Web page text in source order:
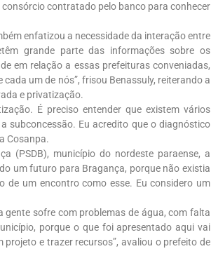
contratado pelo banco para conhecer
enfatizou a necessidade da interação entre
grande parte das informações sobre os
em relação a essas prefeituras conveniadas,
um de nós”, frisou Benassuly, reiterando a
e privatização.
É preciso entender que existem vários
subconcessão. Eu acredito que o diagnóstico
Cosanpa.
(PSDB), município do nordeste paraense, a
um futuro para Bragança, porque não existia
de um encontro como esse. Eu considero um
gente sofre com problemas de água, com falta
porque o que foi apresentado aqui vai
e trazer recursos”, avaliou o prefeito de